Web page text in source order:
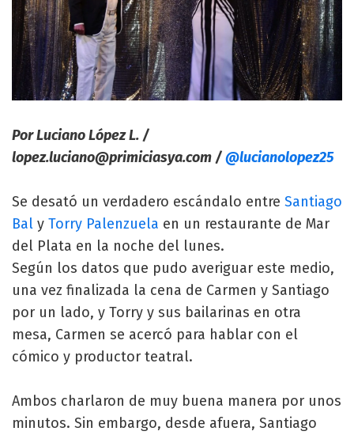
Por Luciano López L. /
lopez.luciano@primiciasya.com /@lucianolopez25
Se desató un verdadero escándalo entre Santiago
Bal y Torry Palenzuela en un restaurante de Mar
del Plata en la noche del lunes.
Según los datos que pudo averiguar este medio,
una vez finalizada la cena de Carmen y Santiago
por un lado, y Torry y sus bailarinas en otra
mesa, Carmen se acercó para hablar con el
cómico y productor teatral.
Ambos charlaron de muy buena manera por unos
minutos. Sin embargo, desde afuera, Santiago